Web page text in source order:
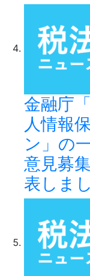
金融庁
人情報
ン」の
意見募
表しま